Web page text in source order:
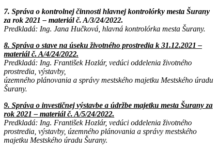
7. Správa o kontrolnej činnosti hlavnej kontrolórky mesta Šurany
za rok 2021 – materiál č. A/3/24/2022.
Predkladá: Ing. Jana Hučková, hlavná kontrolórka mesta Šurany.
8. Správa o stave na úseku životného prostredia k 31.12.2021 –
materiál č. A/4/24/2022.
Predkladá: Ing. František Hozlár, vedúci oddelenia životného
prostredia, výstavby,
územného plánovania a správy mestského majetku Mestského úradu
Šurany.
9. Správa o investičnej výstavbe a údržbe majetku mesta Šurany za
rok 2021 – materiál č. A/5/24/2022.
Predkladá: Ing. František Hozlár, vedúci oddelenia životného
prostredia, výstavby, územného plánovania a správy mestského
majetku Mestského úradu Šurany.